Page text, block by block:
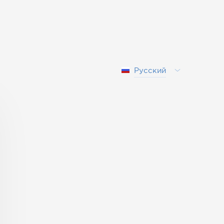
Русский